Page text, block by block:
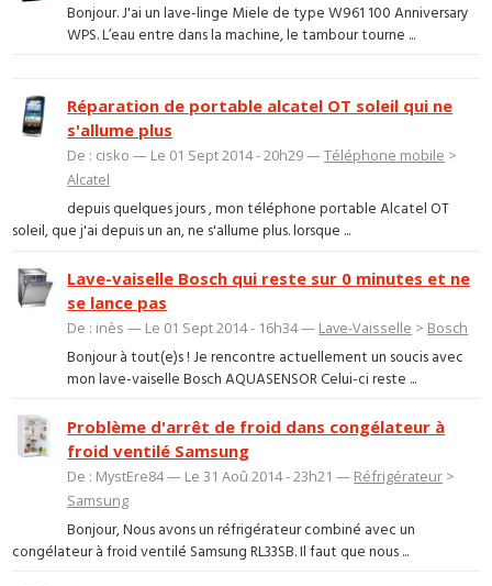
Bonjour. J'ai un lave-linge Miele de type W961 100 Anniversary
WPS. L’eau entre dans la machine, le tambour tourne ...
Réparation de portable alcatel OT soleil qui ne
s'allume plus
De : cisko — Le 01 Sept 2014 - 20h29 —Téléphone mobile >
Alcatel
depuis quelques jours , mon téléphone portable Alcatel OT
soleil, que j'ai depuis un an, ne s'allume plus. lorsque ...
Lave-vaiselle Bosch qui reste sur 0 minutes et ne
se lance pas
De : inès — Le 01 Sept 2014 - 16h34 — Lave-Vaisselle > Bosch
Bonjour à tout(e)s ! Je rencontre actuellement un soucis avec
mon lave-vaiselle Bosch AQUASENSOR Celui-ci reste ...
Problème d'arrêt de froid dans congélateur à
froid ventilé Samsung
De : MystEre84 — Le 31 Aoû 2014 - 23h21 — Réfrigérateur >
Samsung
Bonjour, Nous avons un réfrigérateur combiné avec un
congélateur à froid ventilé Samsung RL33SB. Il faut que nous ...